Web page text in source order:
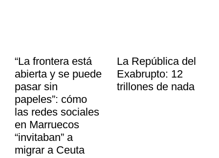
“La frontera está
abierta y se puede
pasar sin
papeles”: cómo
las redes sociales
en Marruecos
“invitaban” a
migrar a Ceuta
La República del
Exabrupto: 12
trillones de nada